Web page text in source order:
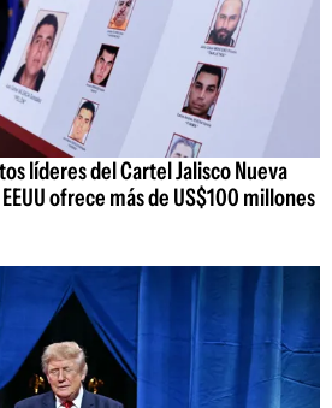
líderes del Cartel Jalisco Nueva
ofrece más de US$100 millones